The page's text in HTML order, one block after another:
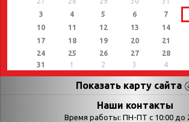
3
4 5 6 7
10
11 12 13 14
17
18 19 20 21
24
25 26 27 28
31
1 2 3 4
Показать карту сайта
СтраницыНаши контакты
Время работы: ПН-ПТ с 10:00 до